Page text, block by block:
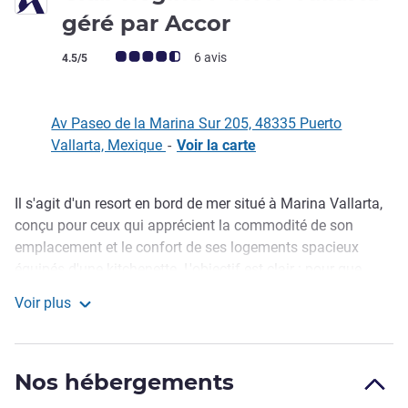
géré par Accor
Note Avis clients (Note ALL)
4.5/5 6 avis
Av Paseo de la Marina Sur 205, 48335 Puerto
Vallarta, Mexique - Voir la carte
Description
Il s'agit d'un resort en bord de mer situé à Marina Vallarta,
conçu pour ceux qui apprécient la commodité de son
emplacement et le confort de ses logements spacieux
pour les voyages avec des enfants, les séjours prolongés,
Hospédate en Marina Vallarta en el hotel Club Regina
Voir plus
Nos hébergements